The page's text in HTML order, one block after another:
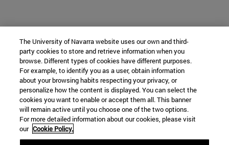
The University of Navarra website uses our own and third-
party cookies to store and retrieve information when you
browse. Different types of cookies have different purposes.
For example, to identify you as a user, obtain information
about your browsing habits respecting your privacy, or
personalize how the content is displayed. You can select the
cookies you want to enable or accept them all. This banner
will remain active until you choose one of the two options.
For more detailed information about our cookies, please visit
our Cookie Policy.